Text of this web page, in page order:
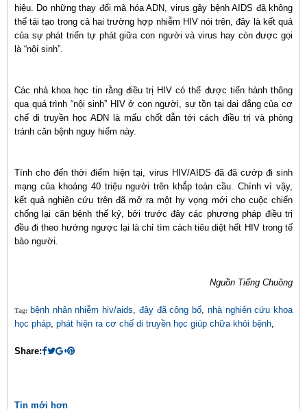
hiệu. Do những thay đổi mã hóa ADN, virus gây bệnh AIDS đã không
thể tái tạo trong cả hai trường hợp nhiễm HIV nói trên, đây là kết quả
của sự phát triển tự phát giữa con người và virus hay còn được gọi
là “nội sinh”.
Các nhà khoa học tin rằng điều trị HIV có thể được tiến hành thông
qua quá trình “nội sinh” HIV ở con người, sự tồn tại dai dẳng của cơ
chế di truyền học ADN là mấu chốt dẫn tới cách điều trị và phòng
tránh căn bệnh nguy hiểm này.
Tính cho đến thời điểm hiện tại, virus HIV/AIDS đã đã cướp đi sinh
mạng của khoảng 40 triệu người trên khắp toàn cầu. Chính vì vậy,
kết quả nghiên cứu trên đã mở ra một hy vọng mới cho cuộc chiến
chống lại căn bệnh thế kỷ, bởi trước đây các phương pháp điều trị
đều đi theo hướng ngược lại là chỉ tìm cách tiêu diệt hết HIV trong tế
bào người.
Nguồn Tiếng Chuông
Tag: bệnh nhân nhiễm hiv/aids, đây đã công bố, nhà nghiên cứu khoa
học pháp, phát hiện ra cơ chế di truyền học giúp chữa khỏi bệnh,
Share:
Tin mới hơn